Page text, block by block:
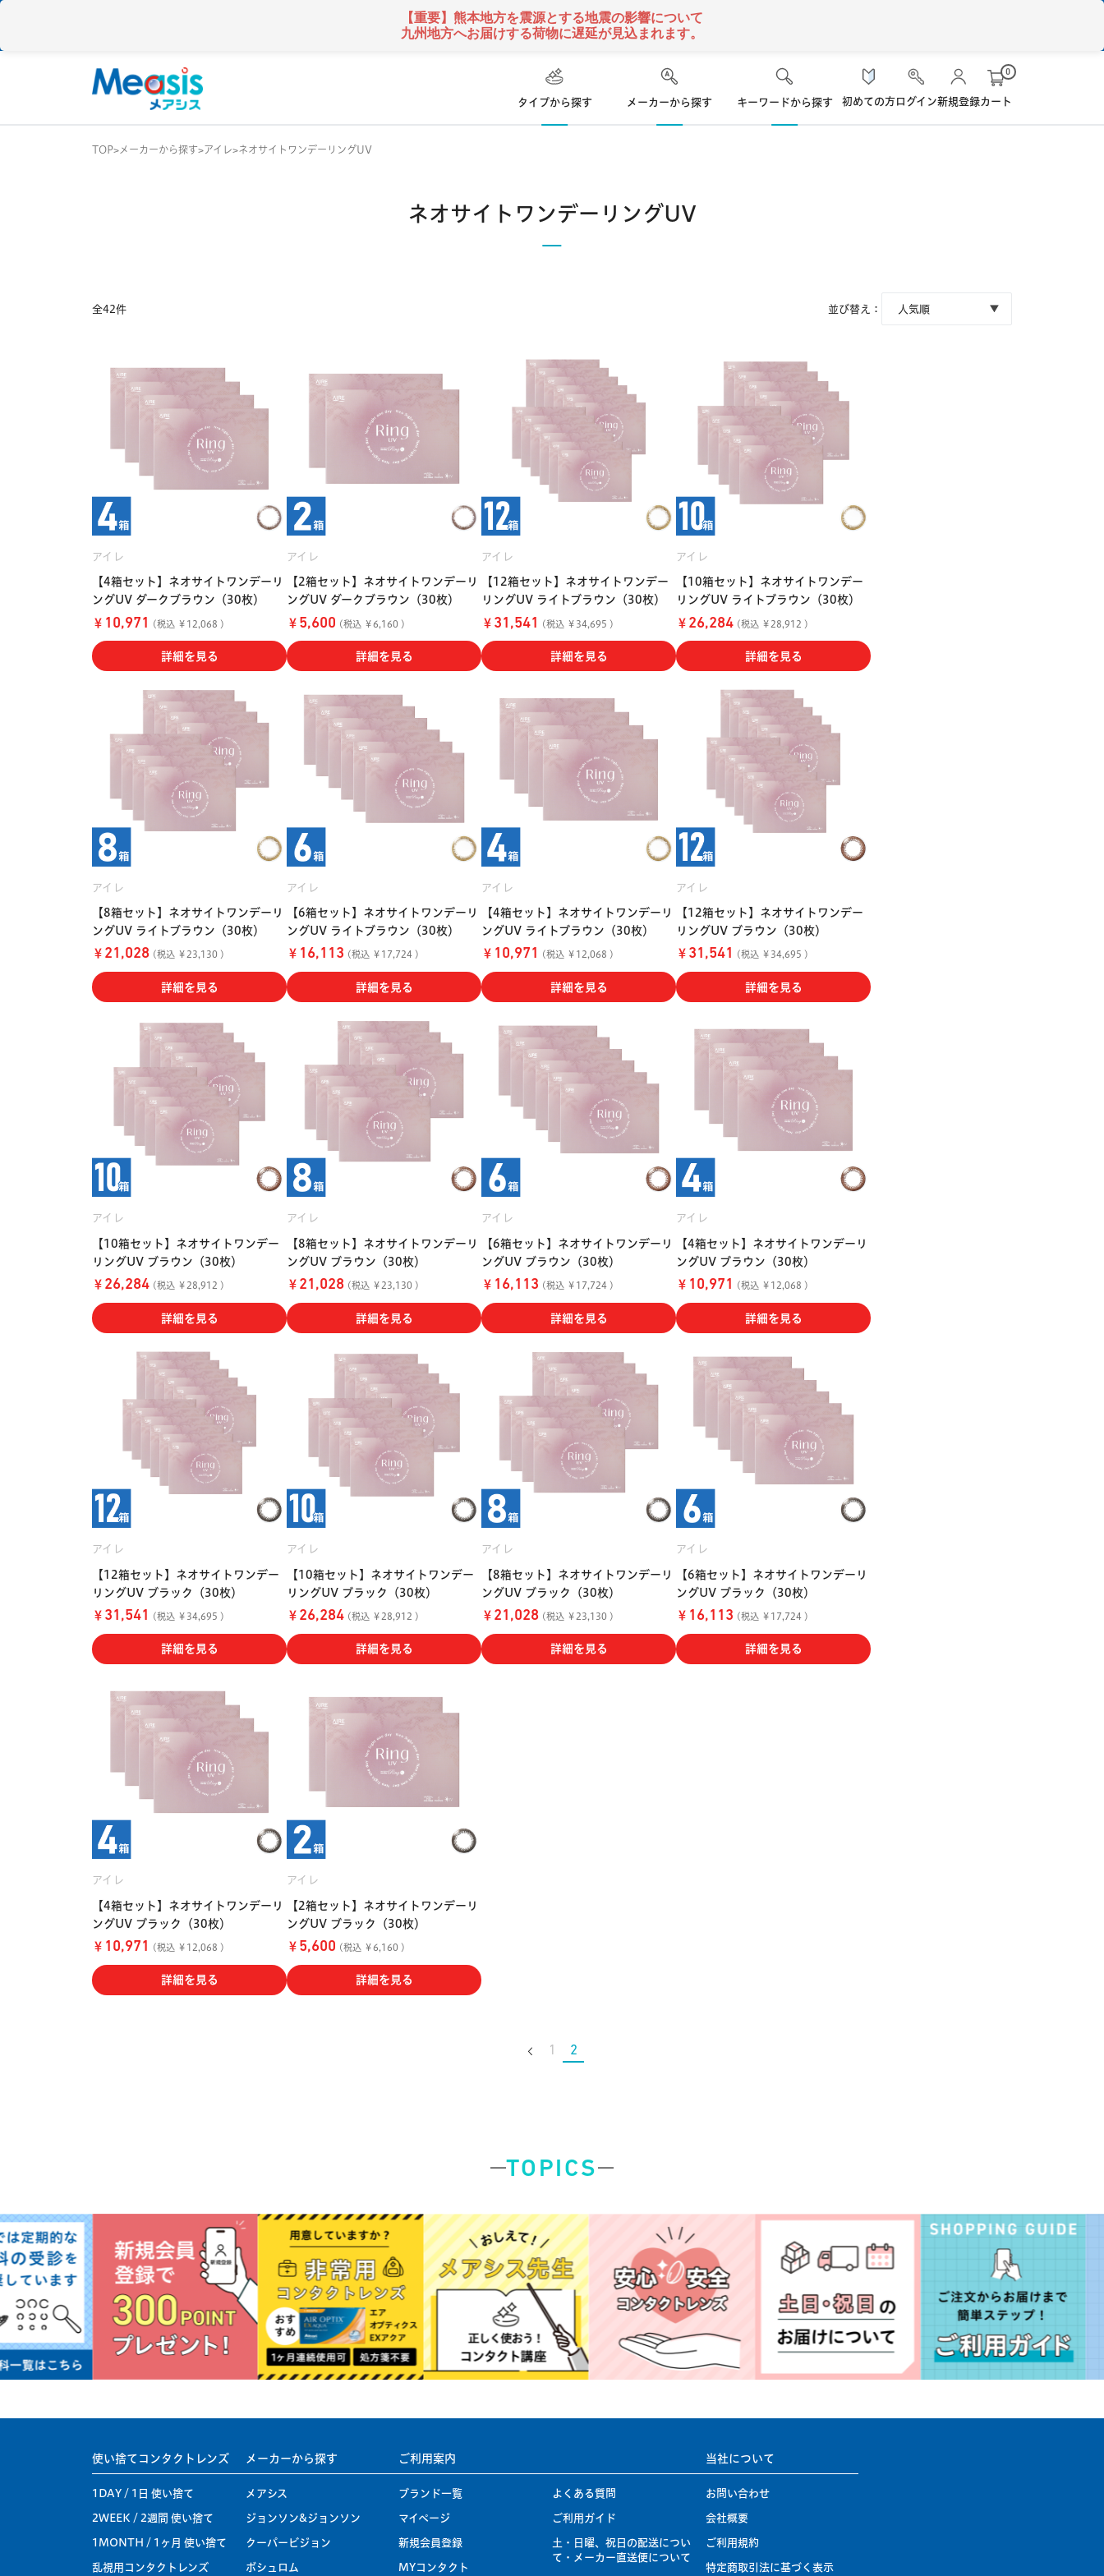
【重要】熊本地方を震源とする地震の影響について
九州地方へお届けする荷物に遅延が見込まれます。
タイプから探す メーカーから探す キーワードから探す 初めての方ログイン新規登録カート
0
乱視用コンタクトレンズ ソフトコンタクトレンズ
クーパービジョン ボシュロム 日本アルコン
TOP メーカーから探す アイレ ネオサイトワンデーリングUV
ネオサイトワンデーリングUV
全42件 並び替え：
アイレ
【4箱セット】ネオサイトワンデーリ
ングUV ダークブラウン（30枚）
￥ 10,971 (税込 ￥12,068 )
詳細を見る
アイレ
【2箱セット】ネオサイトワンデーリ
ングUV ダークブラウン（30枚）
￥ 5,600 (税込 ￥6,160 )
詳細を見る
アイレ
【12箱セット】ネオサイトワンデー
リングUV ライトブラウン（30枚）
￥ 31,541 (税込 ￥34,695 )
詳細を見る
アイレ
【10箱セット】ネオサイトワンデー
リングUV ライトブラウン（30枚）
￥ 26,284 (税込 ￥28,912 )
詳細を見る
アイレ
【8箱セット】ネオサイトワンデーリ
ングUV ライトブラウン（30枚）
￥ 21,028 (税込 ￥23,130 )
詳細を見る
アイレ
【6箱セット】ネオサイトワンデーリ
ングUV ライトブラウン（30枚）
￥ 16,113 (税込 ￥17,724 )
詳細を見る
アイレ
【4箱セット】ネオサイトワンデーリ
ングUV ライトブラウン（30枚）
￥ 10,971 (税込 ￥12,068 )
詳細を見る
アイレ
【12箱セット】ネオサイトワンデー
リングUV ブラウン（30枚）
￥ 31,541 (税込 ￥34,695 )
詳細を見る
アイレ
【10箱セット】ネオサイトワンデー
リングUV ブラウン（30枚）
￥ 26,284 (税込 ￥28,912 )
詳細を見る
アイレ
【8箱セット】ネオサイトワンデーリ
ングUV ブラウン（30枚）
￥ 21,028 (税込 ￥23,130 )
詳細を見る
アイレ
【6箱セット】ネオサイトワンデーリ
ングUV ブラウン（30枚）
￥ 16,113 (税込 ￥17,724 )
詳細を見る
アイレ
【4箱セット】ネオサイトワンデーリ
ングUV ブラウン（30枚）
￥ 10,971 (税込 ￥12,068 )
詳細を見る
アイレ
【12箱セット】ネオサイトワンデー
リングUV ブラック（30枚）
￥ 31,541 (税込 ￥34,695 )
詳細を見る
アイレ
【10箱セット】ネオサイトワンデー
リングUV ブラック（30枚）
￥ 26,284 (税込 ￥28,912 )
詳細を見る
アイレ
【8箱セット】ネオサイトワンデーリ
ングUV ブラック（30枚）
￥ 21,028 (税込 ￥23,130 )
詳細を見る
アイレ
【6箱セット】ネオサイトワンデーリ
ングUV ブラック（30枚）
￥ 16,113 (税込 ￥17,724 )
詳細を見る
アイレ
【4箱セット】ネオサイトワンデーリ
ングUV ブラック（30枚）
￥ 10,971 (税込 ￥12,068 )
詳細を見る
アイレ
【2箱セット】ネオサイトワンデーリ
ングUV ブラック（30枚）
￥ 5,600 (税込 ￥6,160 )
詳細を見る
1 2
TOPICS
使い捨てコンタクトレンズ
1DAY / 1日 使い捨て
2WEEK / 2週間 使い捨て
1MONTH / 1ヶ月 使い捨て
乱視用コンタクトレンズ
メーカーから探す
メアシス
ジョンソン&ジョンソン
クーパービジョン
ボシュロム
ご利用案内
ブランド一覧
マイページ
新規会員登録
MYコンタクト
よくある質問
ご利用ガイド
土・日曜、祝日の配送につい
て・メーカー直送便について
当社について
お問い合わせ
会社概要
ご利用規約
特定商取引法に基づく表示